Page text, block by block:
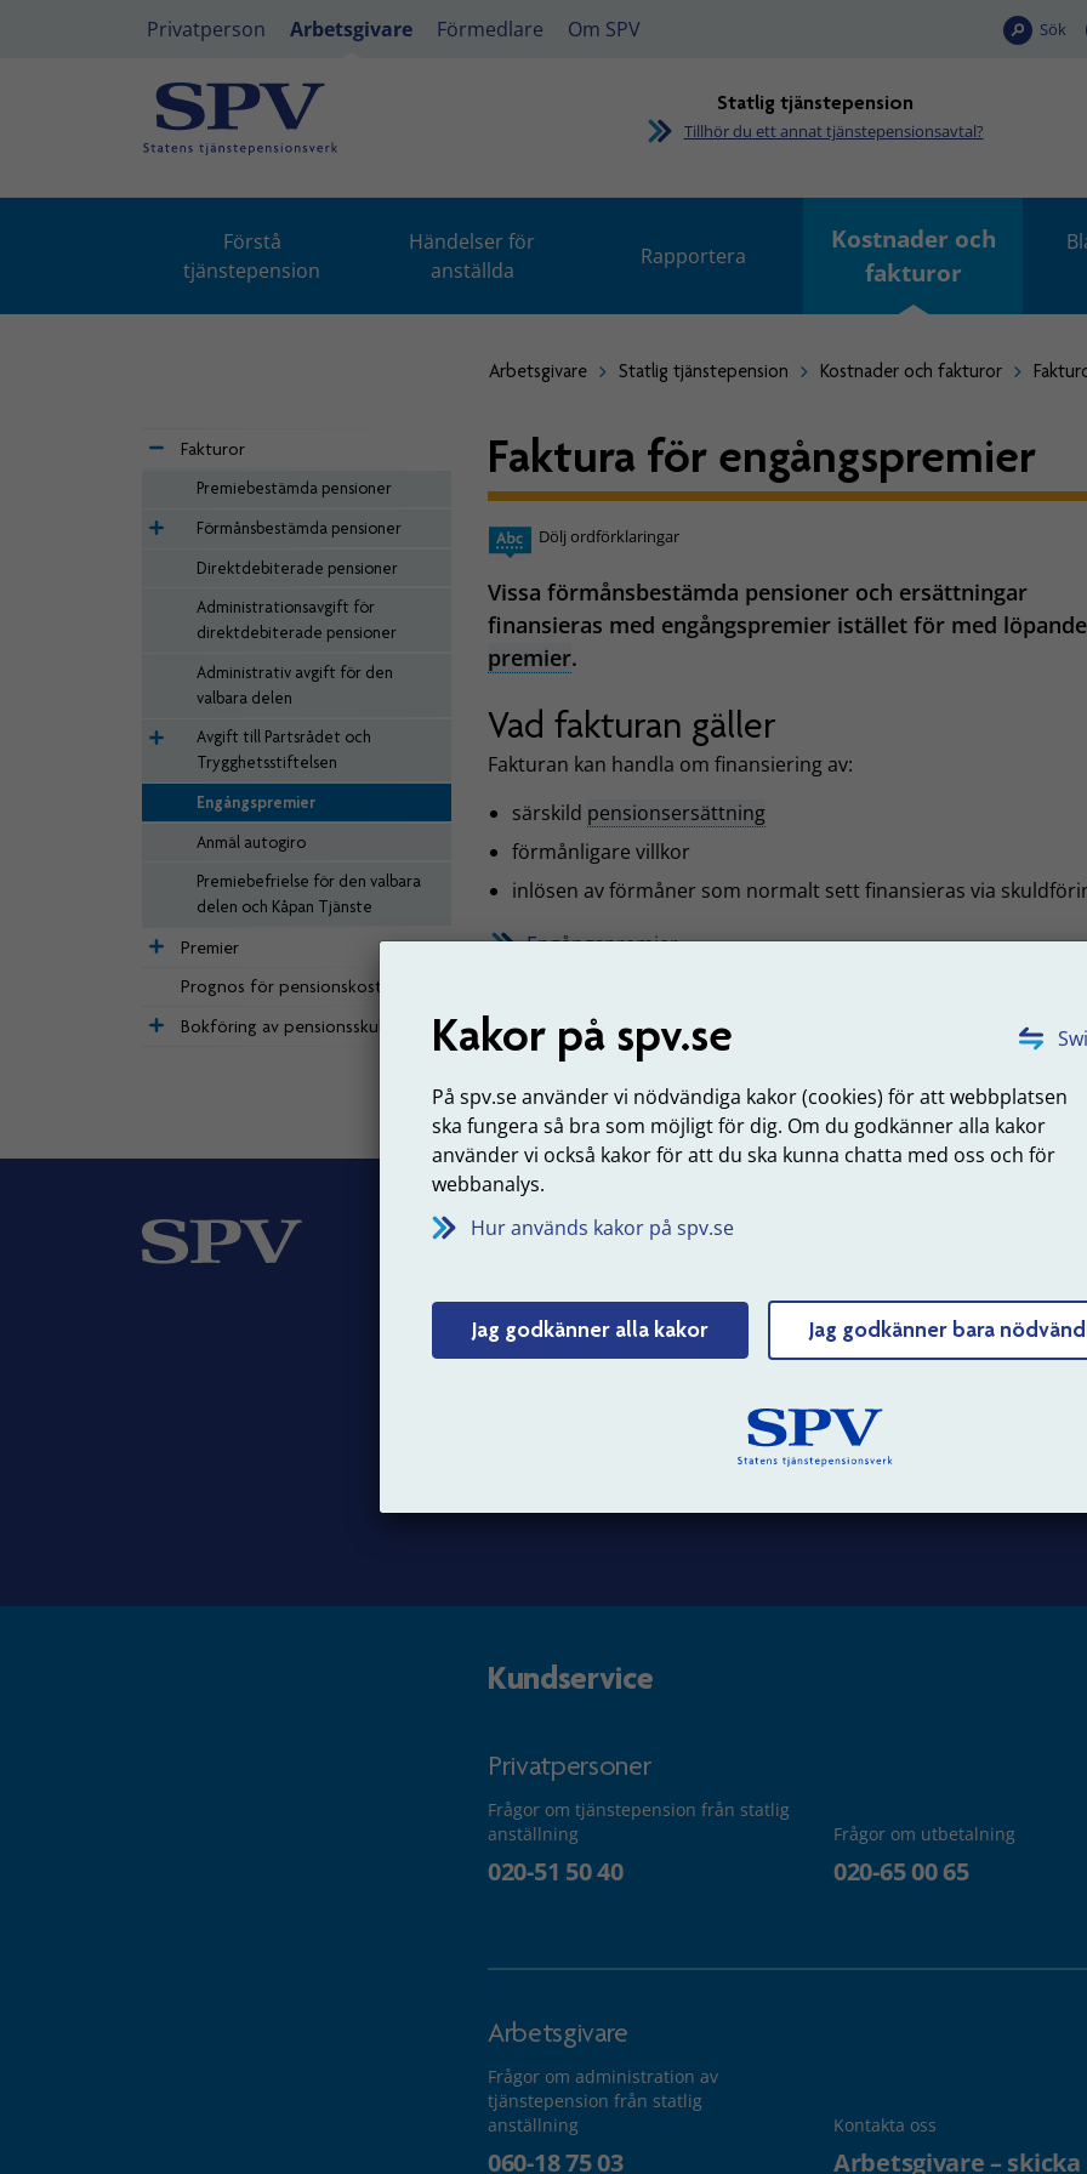
Kakor på spv.se
På spv.se använder vi nödvändiga kakor (cookies) för att webbplatsen
ska fungera så bra som möjligt för dig. Om du godkänner alla kakor
använder vi också kakor för att du ska kunna chatta med oss och för
webbanalys.
Hur används kakor på spv.se
Jag godkänner alla kakor Jag godkänner bara
Privatperson Arbetsgivare Förmedlare Om SPV Sök
Statlig tjänstepension
Tillhör du ett annat tjänstepensionsavtal?
Förstå
tjänstepension
Händelser för
anställda
Rapportera
Kostnader och
fakturor
Arbetsgivare Statlig tjänstepension Kostnader och fakturor
Fakturor
Premiebestämda pensioner
Förmånsbestämda pensioner
Direktdebiterade pensioner
Administrationsavgift för
direktdebiterade pensioner
Administrativ avgift för den
valbara delen
Avgift till Partsrådet och
Trygghetsstiftelsen
Engångspremier
Anmäl autogiro
Premiebefrielse för den valbara
delen och Kåpan Tjänste
Premier
Prognos för pensionskostnad
Bokföring av pensionsskuld
Faktura för engångspremier
Dölj ordförklaringar
Vissa förmånsbestämda pensioner och ersättningar
finansieras med engångspremier istället för med löpande
premier.
Vad fakturan gäller
Fakturan kan handla om finansiering av:
särskild pensionsersättning
förmånligare villkor
inlösen av förmåner som normalt sett finansieras via
Engångspremier
Om SPV
Jobba hos oss
Struktur och innehåll
Tillgänglighet
Kundservice
Privatpersoner
Frågor om tjänstepension från statlig
anställning
020-51 50 40
Frågor om utbetalning
020-65 00 65
Arbetsgivare
Frågor om administration av
tjänstepension från statlig
anställning
060-18 75 03
Kontakta oss
Arbetsgivare –